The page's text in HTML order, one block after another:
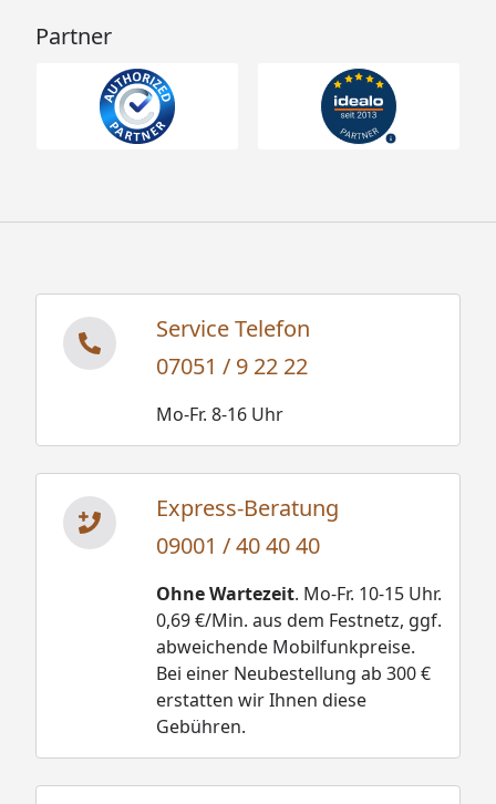
Partner
Service Telefon
07051 / 9 22 22
Mo-Fr. 8-16 Uhr
Express-Beratung
09001 / 40 40 40
Ohne Wartezeit. Mo-Fr. 10-15 Uhr.
0,69 €/Min. aus dem Festnetz, ggf.
abweichende Mobilfunkpreise.
Bei einer Neubestellung ab 300 €
erstatten wir Ihnen diese
Gebühren.